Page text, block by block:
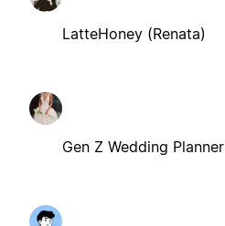
LatteHoney (Renata)
Gen Z Wedding Planner